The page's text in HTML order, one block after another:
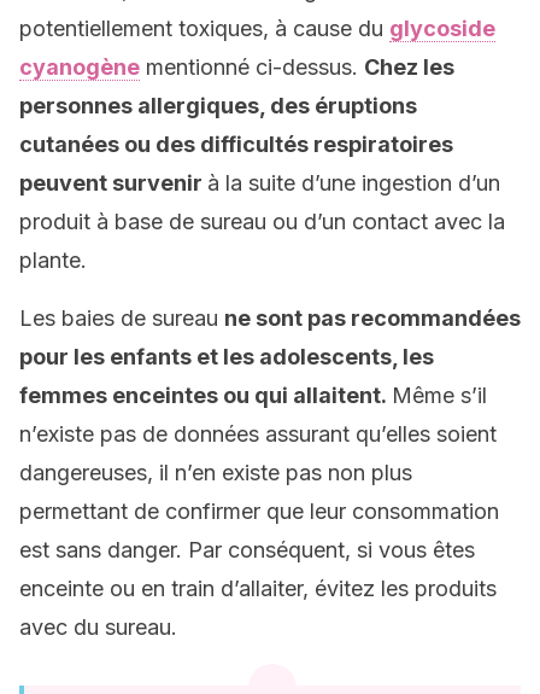
potentiellement toxiques, à cause du glycoside
cyanogène mentionné ci-dessus. Chez les
personnes allergiques, des éruptions
cutanées ou des difficultés respiratoires
peuvent survenir à la suite d’une ingestion d’un
produit à base de sureau ou d’un contact avec la
plante.
Les baies de sureau ne sont pas recommandées
pour les enfants et les adolescents, les
femmes enceintes ou qui allaitent. Même s’il
n’existe pas de données assurant qu’elles soient
dangereuses, il n’en existe pas non plus
permettant de confirmer que leur consommation
est sans danger. Par conséquent, si vous êtes
enceinte ou en train d’allaiter, évitez les produits
avec du sureau.